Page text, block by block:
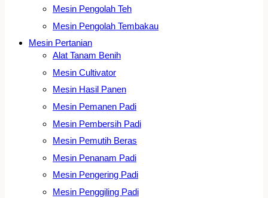
Mesin Pengolah Teh
Mesin Pengolah Tembakau
Mesin Pertanian
Alat Tanam Benih
Mesin Cultivator
Mesin Hasil Panen
Mesin Pemanen Padi
Mesin Pembersih Padi
Mesin Pemutih Beras
Mesin Penanam Padi
Mesin Pengering Padi
Mesin Penggiling Padi